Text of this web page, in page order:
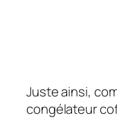
Juste ainsi,
congélateur